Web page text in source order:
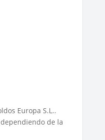
Europa S.L..
de la